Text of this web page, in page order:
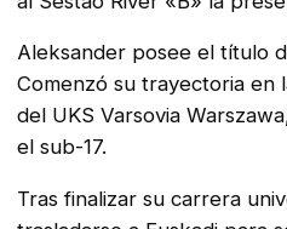
Aleksander posee el título
Comenzó su trayectoria en
del UKS Varsovia
el sub-17.
Tras finalizar su carrera